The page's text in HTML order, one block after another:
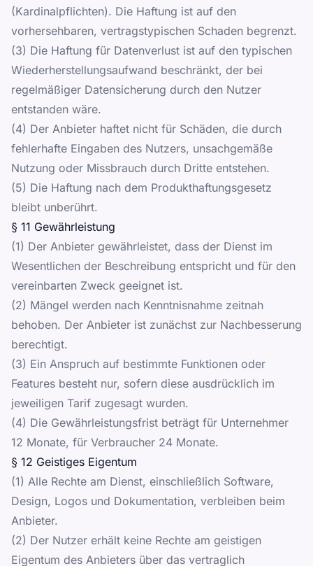
(Kardinalpflichten). Die Haftung ist auf den
vorhersehbaren, vertragstypischen Schaden begrenzt.
(3) Die Haftung für Datenverlust ist auf den typischen
Wiederherstellungsaufwand beschränkt, der bei
regelmäßiger Datensicherung durch den Nutzer
entstanden wäre.
(4) Der Anbieter haftet nicht für Schäden, die durch
fehlerhafte Eingaben des Nutzers, unsachgemäße
Nutzung oder Missbrauch durch Dritte entstehen.
(5) Die Haftung nach dem Produkthaftungsgesetz
bleibt unberührt.
§ 11 Gewährleistung
(1) Der Anbieter gewährleistet, dass der Dienst im
Wesentlichen der Beschreibung entspricht und für den
vereinbarten Zweck geeignet ist.
(2) Mängel werden nach Kenntnisnahme zeitnah
behoben. Der Anbieter ist zunächst zur Nachbesserung
berechtigt.
(3) Ein Anspruch auf bestimmte Funktionen oder
Features besteht nur, sofern diese ausdrücklich im
jeweiligen Tarif zugesagt wurden.
(4) Die Gewährleistungsfrist beträgt für Unternehmer
12 Monate, für Verbraucher 24 Monate.
§ 12 Geistiges Eigentum
(1) Alle Rechte am Dienst, einschließlich Software,
Design, Logos und Dokumentation, verbleiben beim
Anbieter.
(2) Der Nutzer erhält keine Rechte am geistigen
Eigentum des Anbieters über das vertraglich